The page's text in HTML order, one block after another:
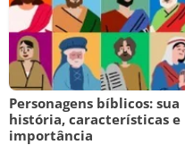
Personagens bíblicos: sua
história, características e
importância